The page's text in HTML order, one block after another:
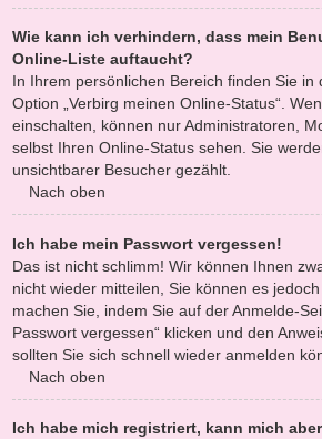
Wie kann ich verhindern, dass mein
Online-Liste auftaucht?
In Ihrem persönlichen Bereich finden Sie in
Option „Verbirg meinen Online-Status“.
einschalten, können nur Administratoren,
selbst Ihren Online-Status sehen. Sie
unsichtbarer Besucher gezählt.
Nach oben
Ich habe mein Passwort vergessen!
Das ist nicht schlimm! Wir können Ihnen
nicht wieder mitteilen, Sie können es
machen Sie, indem Sie auf der Anmelde-
Passwort vergessen“ klicken und den
sollten Sie sich schnell wieder anmelden
Nach oben
Ich habe mich registriert, kann mich